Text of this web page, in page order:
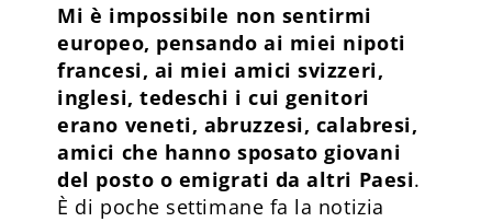
Mi è impossibile non sentirmi
europeo, pensando ai miei nipoti
francesi, ai miei amici svizzeri,
inglesi, tedeschi i cui genitori
erano veneti, abruzzesi, calabresi,
amici che hanno sposato giovani
del posto o emigrati da altri Paesi.
È di poche settimane fa la notizia